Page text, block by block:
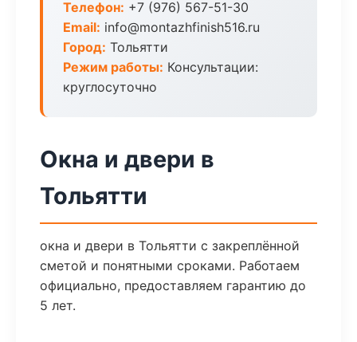
Телефон: +7 (976) 567-51-30
Email: info@montazhfinish516.ru
Город: Тольятти
Режим работы: Консультации:
круглосуточно
Окна и двери в
Тольятти
окна и двери в Тольятти с закреплённой
сметой и понятными сроками. Работаем
официально, предоставляем гарантию до
5 лет.